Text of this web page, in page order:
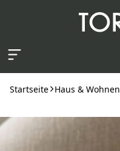
Startseite Haus & Wohnen